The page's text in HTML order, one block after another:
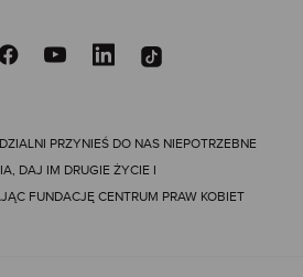
PRZYNIEŚ DO NAS NIEPOTRZEBNE
DAJ IM DRUGIE ŻYCIE I
FUNDACJĘ CENTRUM PRAW KOBIET